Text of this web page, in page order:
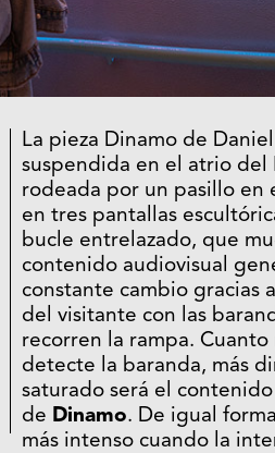
La pieza Dinamo de
suspendida en el atrio del
rodeada por un pasillo en
en tres pantallas
bucle entrelazado, que
contenido audiovisual
constante cambio gracias
del visitante con las
recorren la rampa. Cuanto
detecte la baranda, más
saturado será el
de Dinamo. De igual
más intenso cuando la